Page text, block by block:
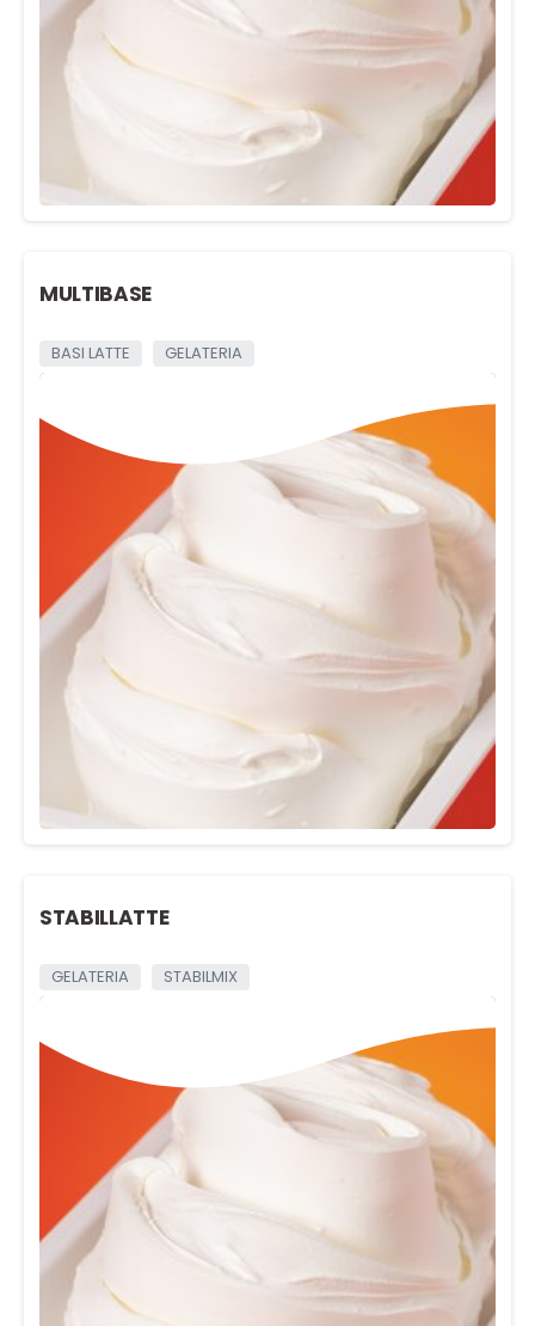
MULTIBASE
BASI LATTE GELATERIA
STABILLATTE
GELATERIA STABILMIX